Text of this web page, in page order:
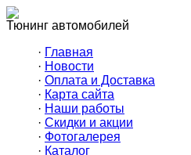
Тюнинг автомобилей
· Главная
· Новости
· Оплата и Доставка
· Карта сайта
· Наши работы
· Скидки и акции
· Фотогалерея
· Каталог